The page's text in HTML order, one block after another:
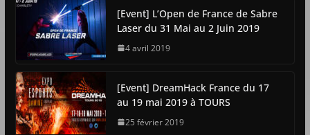
[Event] L’Open de France de Sabre
Laser du 31 Mai au 2 Juin 2019
4 avril 2019
[Event] DreamHack France du 17
au 19 mai 2019 à TOURS
25 février 2019